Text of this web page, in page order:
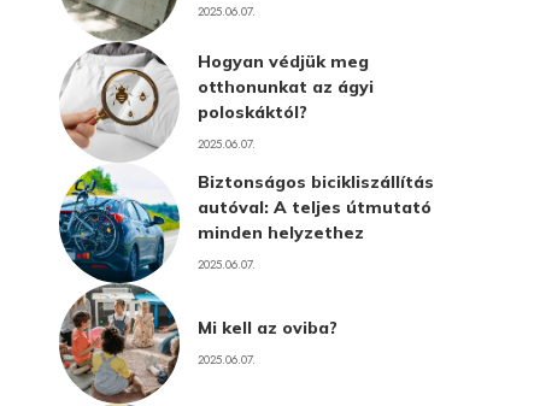
2025.06.07.
Hogyan védjük meg
otthonunkat az ágyi
poloskáktól?
2025.06.07.
Biztonságos bicikliszállítás
autóval: A teljes útmutató
minden helyzethez
2025.06.07.
Mi kell az oviba?
2025.06.07.